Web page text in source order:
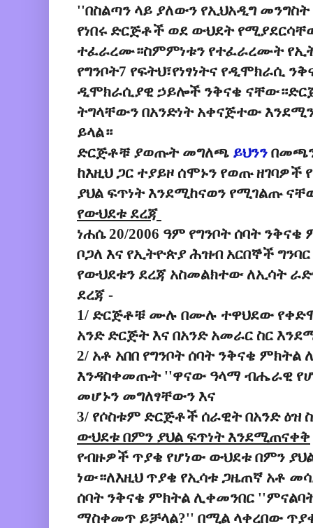
''በስልጣን ላይ ያለውን የኢህአዲግ
የነበሩ ድርጅቶች ወደ ውህደት
ተፈራረሙ።ስምምነቱን የተፈራረሙት
የግንቦት7 የፍትህ፣የነፃነትና የዲሞክራሲ
ዲሞክራሲያዊ ኃይሎች ንቅናቄ
ትግላቸውን በአንድነት አቀናጅተው
ይላል።
ድርጅቶቹ ያወጡት መግለጫ ይህንን
ከእዚህ ጋር ተያይዞ ሰሞኑን የወጡ ዘገባዎች
ያህል ፍጥነት እንደሚከናወን የሚገልጡ
የውህደቱ ደረጃ
ነሐሴ 20/2006 ዓም የግንቦት ሰባት
ቦጋለ እና የኢትዮጵያ ሕዝብ አርበኞች
የውህደቱን ደረጃ አስመልክተው ለኢሳት
ደረጃ -
1/ ድርጅቶቹ ሙሉ በሙሉ ተዋህደው
አንድ ድርጅት እና በአንድ አመራር ስር
2/ አቶ አበበ የግንቦት ሰባት ንቅናቄ
እንዳስቀመጡት ''ዋናው ዓላማ ብሔራዊ
መሆኑን መግለፃቸውን እና
3/ የሶስቱም ድርጅቶች ሰራዊት በአንድ ዕዝ
ውህደቱ በምን ያህል ፍጥነትእንደሚጠናቀቅ
የብዙዎች ጥያቄ የሆነው ውህደቱ በምን
ነው።ለእዚህ ጥያቄ የኢሳቱ ጋዜጠኛ አቶ
ሰባት ንቅናቄ ምክትል ሊቀመንበር
ማስቀመጥ ይቻላል?'' በሚል ላቀረበው ጥያቄ